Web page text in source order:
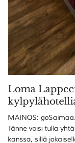
Loma
MAINOS:
Tänne voisi tulla
kanssa, sillä